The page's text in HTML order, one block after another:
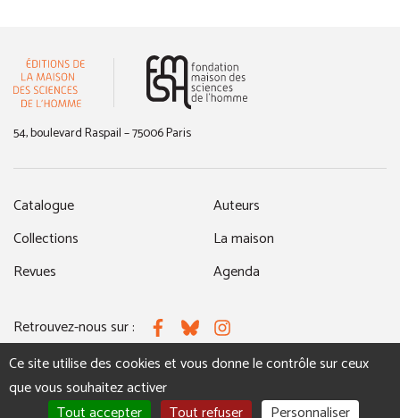
54, boulevard Raspail – 75006 Paris
Catalogue
Collections
Revues
Auteurs
La maison
Agenda
Retrouvez-nous sur : FacebookBlueskyInstagram
MENTIONS LÉGALES NOUS CONTACTER
Ce site utilise des cookies et vous donne le contrôle sur ceux
que vous souhaitez activer
Tout accepter
Tout refuser Personnaliser